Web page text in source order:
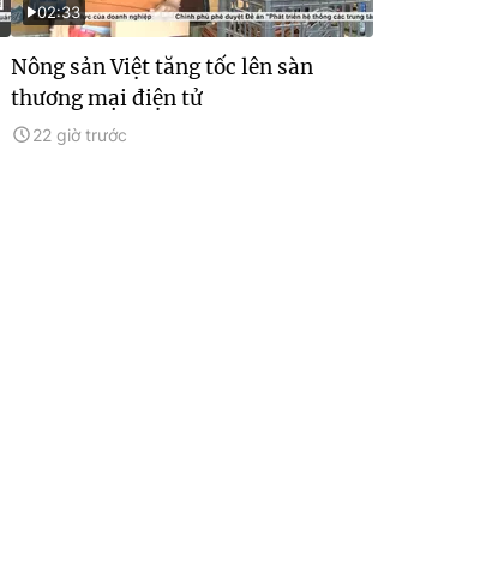
02:33
Nông sản Việt tăng tốc lên sàn
thương mại điện tử
22 giờ trước